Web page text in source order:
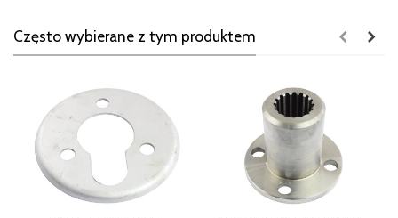
Często wybierane z tym produktem